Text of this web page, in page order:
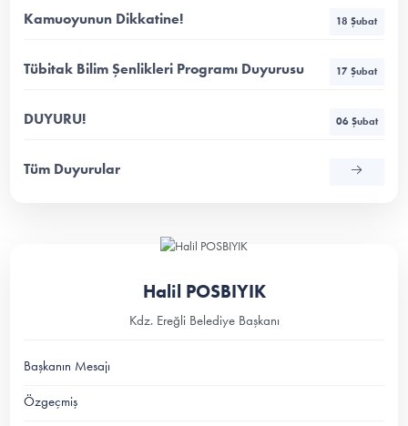
Kamuoyunun Dikkatine! 18 Şubat
Tübitak Bilim Şenlikleri Programı Duyurusu 17 Şubat
DUYURU! 06 Şubat
Tüm Duyurular
Halil POSBIYIK
Kdz. Ereğli Belediye Başkanı
Başkanın Mesajı
Özgeçmiş